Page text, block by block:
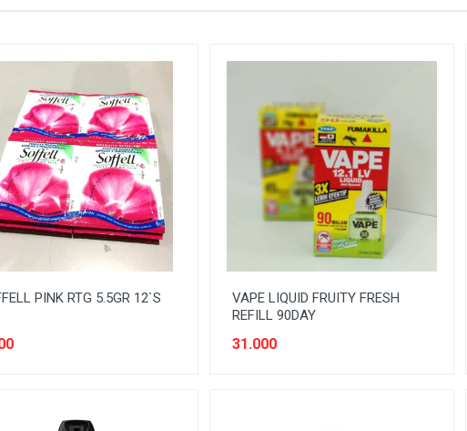
PINK RTG 5.5GR 12`S
VAPE LIQUID FRUITY FRESH
REFILL 90DAY
31.000